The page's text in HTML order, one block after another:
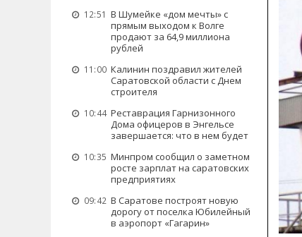
12:51 В Шумейке «дом мечты» с
прямым выходом к Волге
продают за 64,9 миллиона
рублей
11:00 Калинин поздравил жителей
Саратовской области с Днем
строителя
10:44 Реставрация Гарнизонного
Дома офицеров в Энгельсе
завершается: что в нем будет
10:35 Минпром сообщил о заметном
росте зарплат на саратовских
предприятиях
09:42 В Саратове построят новую
дорогу от поселка Юбилейный
в аэропорт «Гагарин»